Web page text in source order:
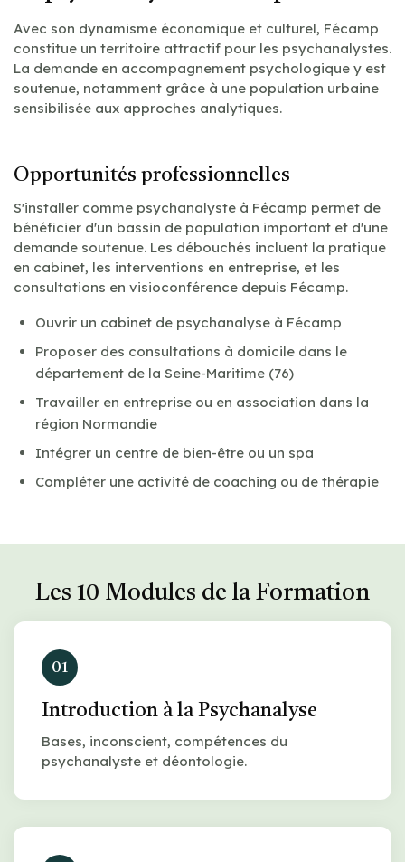
Avec son dynamisme économique et culturel, Fécamp
constitue un territoire attractif pour les psychanalystes.
La demande en accompagnement psychologique y est
soutenue, notamment grâce à une population urbaine
sensibilisée aux approches analytiques.
Opportunités professionnelles
S'installer comme psychanalyste à Fécamp permet de
bénéficier d'un bassin de population important et d'une
demande soutenue. Les débouchés incluent la pratique
en cabinet, les interventions en entreprise, et les
consultations en visioconférence depuis Fécamp.
Ouvrir un cabinet de psychanalyse à Fécamp
Proposer des consultations à domicile dans le
département de la Seine-Maritime (76)
Travailler en entreprise ou en association dans la
région Normandie
Intégrer un centre de bien-être ou un spa
Compléter une activité de coaching ou de thérapie
Les 10 Modules de la Formation
01
Introduction à la Psychanalyse
Bases, inconscient, compétences du
psychanalyste et déontologie.